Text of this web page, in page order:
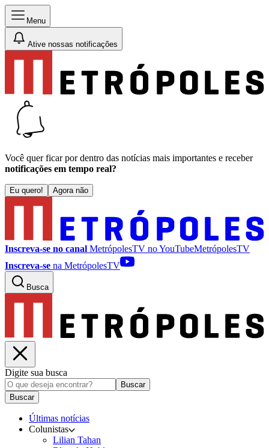
Menu
Ative nossas notificações
Você quer ficar por dentro das notícias mais importantes e receber
notificações em tempo real?
Eu quero! Agora não
Inscreva-se no canal MetrópolesTV noYouTubeMetrópolesTV
Inscreva-se na MetrópolesTV
Busca
Digite sua busca
Buscar
Buscar
Últimas notícias
Colunistas
Lilian Tahan